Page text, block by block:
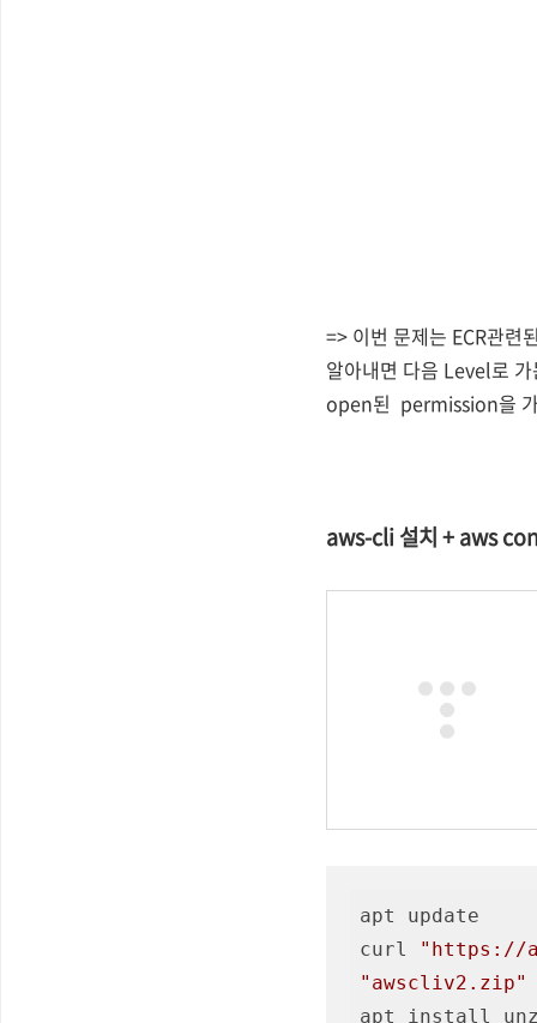
=> 이번 문제는 ECR관련
알아내면 다음 Level로
open된 permission을 가
aws-cli 설치 + aws
apt update
curl
"https://
"awscliv2.zip"
apt install